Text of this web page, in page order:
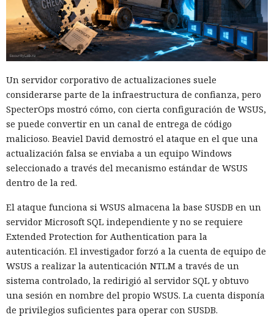
Un servidor corporativo de actualizaciones suele
considerarse parte de la infraestructura de confianza, pero
SpecterOps mostró cómo, con cierta configuración de WSUS,
se puede convertir en un canal de entrega de código
malicioso. Beaviel David demostró el ataque en el que una
actualización falsa se enviaba a un equipo Windows
seleccionado a través del mecanismo estándar de WSUS
dentro de la red.
El ataque funciona si WSUS almacena la base SUSDB en un
servidor Microsoft SQL independiente y no se requiere
Extended Protection for Authentication para la
autenticación. El investigador forzó a la cuenta de equipo de
WSUS a realizar la autenticación NTLM a través de un
sistema controlado, la redirigió al servidor SQL y obtuvo
una sesión en nombre del propio WSUS. La cuenta disponía
de privilegios suficientes para operar con SUSDB.